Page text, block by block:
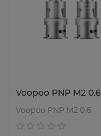
Voopoo PNP M2 0.6
Voopoo PNP M2 0.6